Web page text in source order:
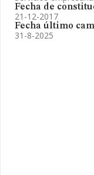
Fecha de
21-12-2017
Fecha último
31-8-2025